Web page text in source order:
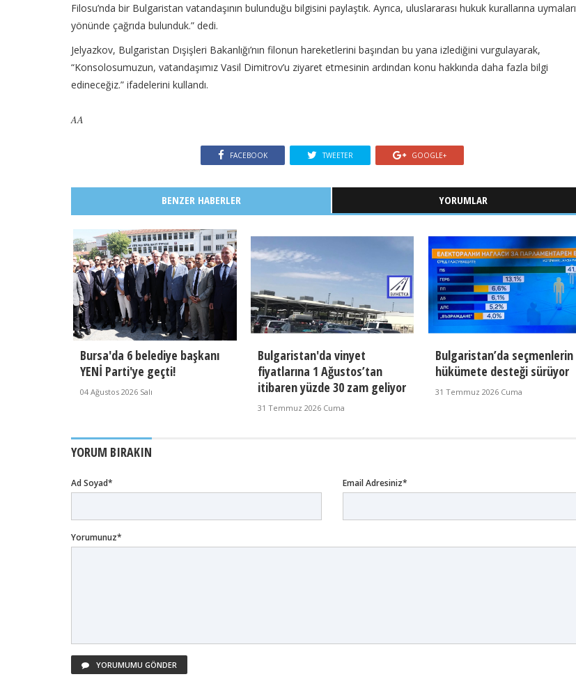
Filosu’nda bir Bulgaristan vatandaşının bulunduğu bilgisini paylaştık. Ayrıca, uluslararası hukuk kurallarına uymaları
yönünde çağrıda bulunduk.” dedi.
Jelyazkov, Bulgaristan Dışişleri Bakanlığı’nın filonun hareketlerini başından bu yana izlediğini vurgulayarak,
“Konsolosumuzun, vatandaşımız Vasil Dimitrov’u ziyaret etmesinin ardından konu hakkında daha fazla bilgi
edineceğiz.” ifadelerini kullandı.
AA
FACEBOOK TWEETER GOOGLE+
BENZER HABERLER YORUMLAR
Bursa'da 6 belediye başkanı
YENİ Parti'ye geçti!
04 Ağustos 2026 Salı
Bulgaristan'da vinyet
fiyatlarına 1 Ağustos’tan
itibaren yüzde 30 zam geliyor
31 Temmuz 2026 Cuma
Bulgaristan’da seçmenlerin
hükümete desteği sürüyor
31 Temmuz 2026 Cuma
YORUM BIRAKIN
Ad Soyad* Email Adresiniz*
Yorumunuz*
YORUMUMU GÖNDER